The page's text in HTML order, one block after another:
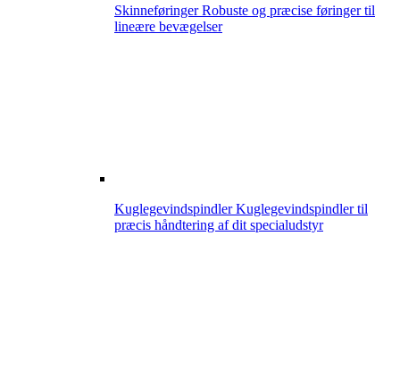
SkinneføringerRobuste og præcise føringer til
lineære bevægelser
KuglegevindspindlerKuglegevindspindler til
præcis håndtering af dit specialudstyr